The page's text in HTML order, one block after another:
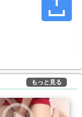
もっと見る